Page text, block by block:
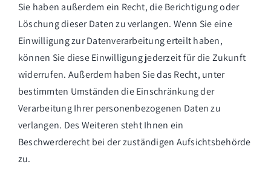
Sie haben außerdem ein Recht, die Berichtigung oder
Löschung dieser Daten zu verlangen. Wenn Sie eine
Einwilligung zur Datenverarbeitung erteilt haben,
können Sie diese Einwilligung jederzeit für die Zukunft
widerrufen. Außerdem haben Sie das Recht, unter
bestimmten Umständen die Einschränkung der
Verarbeitung Ihrer personenbezogenen Daten zu
verlangen. Des Weiteren steht Ihnen ein
Beschwerderecht bei der zuständigen Aufsichtsbehörde
zu.